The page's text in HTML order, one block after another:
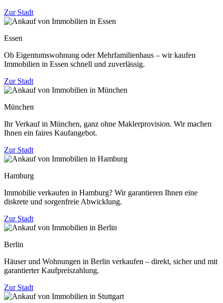
Zur Stadt
Essen
Ob Eigentumswohnung oder Mehrfamilienhaus – wir kaufen
Immobilien in Essen schnell und zuverlässig.
Zur Stadt
München
Ihr Verkauf in München, ganz ohne Maklerprovision. Wir machen
Ihnen ein faires Kaufangebot.
Zur Stadt
Hamburg
Immobilie verkaufen in Hamburg? Wir garantieren Ihnen eine
diskrete und sorgenfreie Abwicklung.
Zur Stadt
Berlin
Häuser und Wohnungen in Berlin verkaufen – direkt, sicher und mit
garantierter Kaufpreiszahlung.
Zur Stadt